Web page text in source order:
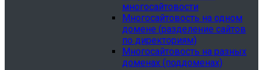
многосайтовости
Многосайтовость на одном
домене (разделение сайтов
по директориям)
Многосайтовость на разных
доменах (поддоменах)